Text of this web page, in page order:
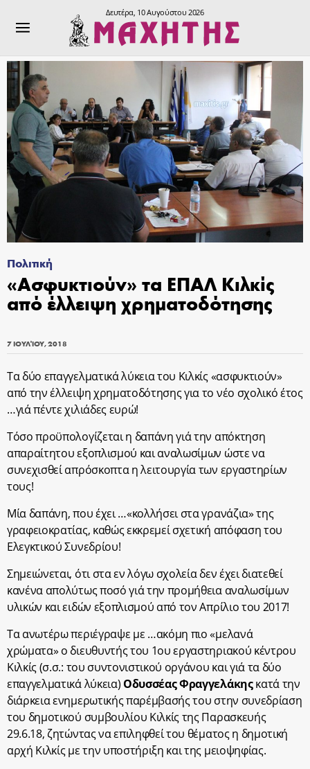
Δευτέρα, 10 Αυγούστου 2026
Πολιτική
«Ασφυκτιούν» τα ΕΠΑΛ Κιλκίς
από έλλειψη χρηματοδότησης
7 ΙΟΥΛΊΟΥ, 2018
Τα δύο επαγγελματικά λύκεια του Κιλκίς «ασφυκτιούν»
από την έλλειψη χρηματοδότησης για το νέο σχολικό έτος
…γιά πέντε χιλιάδες ευρώ!
Τόσο προϋπολογίζεται η δαπάνη γιά την απόκτηση
απαραίτητου εξοπλισμού και αναλωσίμων ώστε να
συνεχισθεί απρόσκοπτα η λειτουργία των εργαστηρίων
τους!
Μία δαπάνη, που έχει …«κολλήσει στα γρανάζια» της
γραφειοκρατίας, καθώς εκκρεμεί σχετική απόφαση του
Ελεγκτικού Συνεδρίου!
Σημειώνεται, ότι στα εν λόγω σχολεία δεν έχει διατεθεί
κανένα απολύτως ποσό γιά την προμήθεια αναλωσίμων
υλικών και ειδών εξοπλισμού από τον Απρίλιο του 2017!
Τα ανωτέρω περιέγραψε με …ακόμη πιο «μελανά
χρώματα» ο διευθυντής του 1ου εργαστηριακού κέντρου
Κιλκίς (σ.σ.: του συντονιστικού οργάνου και γιά τα δύο
επαγγελματικά λύκεια) Οδυσσέας Φραγγελάκηςκατά την
διάρκεια ενημερωτικής παρέμβασής του στην συνεδρίαση
του δημοτικού συμβουλίου Κιλκίς της Παρασκευής
29.6.18, ζητώντας να επιληφθεί του θέματος η δημοτική
αρχή Κιλκίς με την υποστήριξη και της μειοψηφίας.